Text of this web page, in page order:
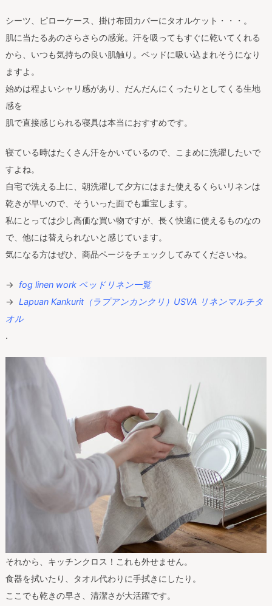
シーツ、ピローケース、掛け布団カバーにタオルケット・・・。
肌に当たるあのさらさらの感覚。汗を吸ってもすぐに乾いてくれる
から、いつも気持ちの良い肌触り。ベッドに吸い込まれそうになり
ますよ。
始めは程よいシャリ感があり、だんだんにくったりとしてくる生地
感を
肌で直接感じられる寝具は本当におすすめです。
寝ている時はたくさん汗をかいているので、こまめに洗濯したいで
すよね。
自宅で洗える上に、朝洗濯して夕方にはまた使えるくらいリネンは
乾きが早いので、そういった面でも重宝します。
私にとっては少し高価な買い物ですが、長く快適に使えるものなの
で、他には替えられないと感じています。
気になる方はぜひ、商品ページをチェックしてみてくださいね。
→ fog linen work ベッドリネン一覧
→ Lapuan Kankurit（ラプアンカンクリ）USVA リネンマルチタ
オル
.
それから、キッチンクロス！これも外せません。
食器を拭いたり、タオル代わりに手拭きにしたり。
ここでも乾きの早さ、清潔さが大活躍です。